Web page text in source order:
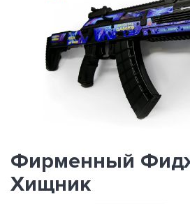
Фирменный
Хищник